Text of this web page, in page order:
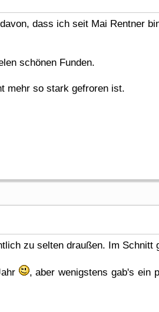
dass ich seit Mai Rentner
schönen Funden.
mehr so stark gefroren ist.
zu selten draußen. Im Schnitt
, aber wenigstens gab's ein